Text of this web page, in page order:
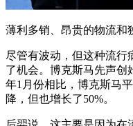
薄利多销、昂贵的物流和
尽管有波动，但这种流行
了机会。博克斯马先声创
年1月份相比，博克斯马
降，但也增长了50%。